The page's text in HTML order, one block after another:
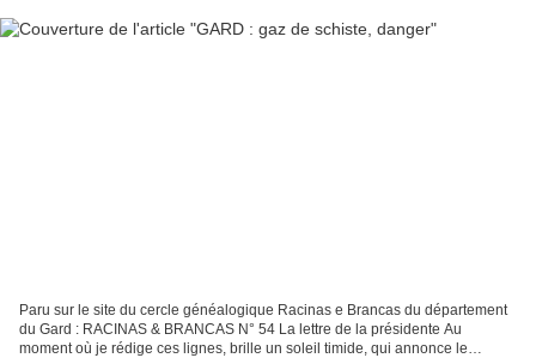
Paru sur le site du cercle généalogique Racinas e Brancas du département
du Gard : RACINAS & BRANCAS N° 54 La lettre de la présidente Au
moment où je rédige ces lignes, brille un soleil timide, qui annonce le